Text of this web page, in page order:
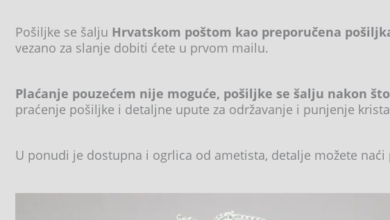
Pošiljke se šalju Hrvatskom poštom kao preporučena
vezano za slanje dobiti ćete u prvom mailu.
Plaćanje pouzećem nije moguće, pošiljke se šalju nakon
praćenje pošiljke i detaljne upute za održavanje i punjenje
U ponudi je dostupna i ogrlica od ametista, detalje možete naći